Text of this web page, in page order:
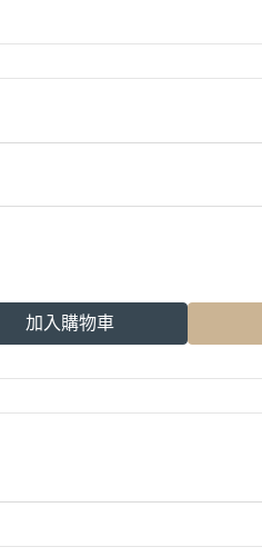
加入購物車